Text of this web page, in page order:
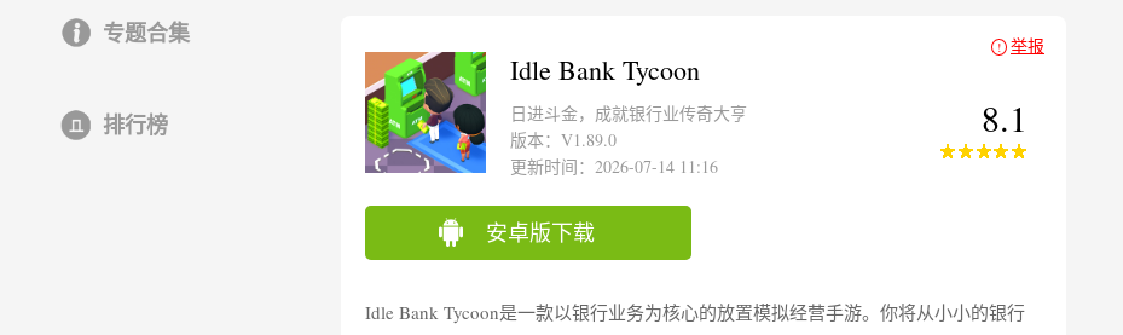
专题合集
排行榜
Idle Bank Tycoon
8.1
日进斗金，成就银行业传奇大亨
版本：V1.89.0
更新时间：2026-07-14 11:16
安卓版下载
举报
Idle Bank Tycoon是一款以银行业务为核心的放置模拟经营手游。你将从小小的银行